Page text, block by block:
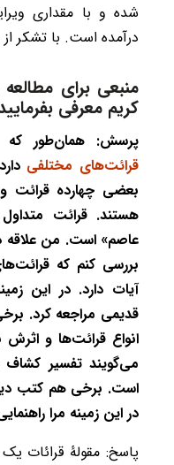
شده و با مقداری
درآمده است. با تشکر
منبعی برای
کریم معرفی
پرسش: همان‌طور که
قرائت‌های مختلفی
هستند. قرائت
عاصم» است. من علاقه
بررسی کنم که
آیات دارد. در این
قدیمی مراجعه کرد.
انواع قرائت‌ها و
می‌گویند تفسیر
است. برخی هم کتب
در این زمینه مرا
پاسخ: مقولۀ قرائات